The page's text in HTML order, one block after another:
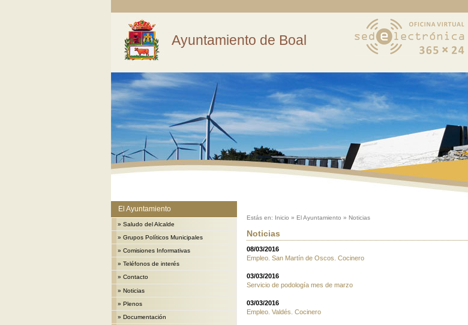
Ayuntamiento de Boal
El Ayuntamiento
» Saludo del Alcalde
» Grupos Políticos Municipales
» Comisiones Informativas
» Teléfonos de interés
» Contacto
» Noticias
» Plenos
» Documentación
Estás en: Inicio »El Ayuntamiento »Noticias
Noticias
08/03/2016
Empleo. San Martín de Oscos. Cocinero
03/03/2016
Servicio de podología mes de marzo
03/03/2016
Empleo. Valdés. Cocinero